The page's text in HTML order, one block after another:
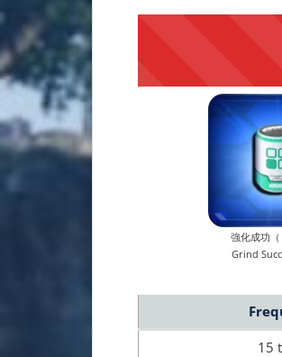
強化成功（
Grind
15